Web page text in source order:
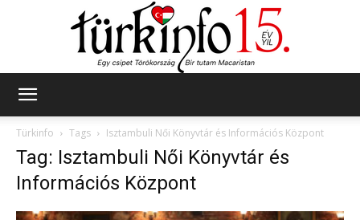
Türkinfo
Tags Isztambuli Női Könyvtár és Információs Központ
Tag: Isztambuli Női Könyvtár és
Információs Központ